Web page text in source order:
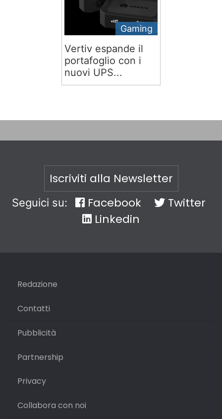
Gaming
Vertiv espande il
portafoglio con i
nuovi UPS...
Iscriviti alla Newsletter
Seguici su: Facebook
Twitter
Linkedin
Redazione
Contatti
Pubblicità
Partnership
Privacy
Collabora con noi